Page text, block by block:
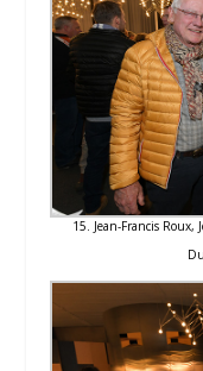
15. Jean-Francis